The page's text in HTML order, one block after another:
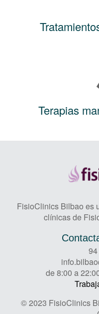
Terapias
FisioClinics Bilbao es
clínicas de
de 8:00 a
© 2023 FisioClinics